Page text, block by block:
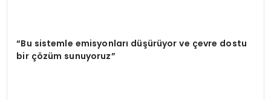
“Bu sistemle emisyonları düşürüyor ve çevre dostu
bir çözüm sunuyoruz”